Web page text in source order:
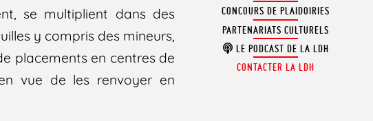
se multiplient dans des
y compris des mineurs,
placements en centres de
vue de les renvoyer en
CONCOURS DE PLAIDOIRIES
PARTENARIATS CULTURELS
LE PODCAST DE LA LDH
CONTACTER LA LDH